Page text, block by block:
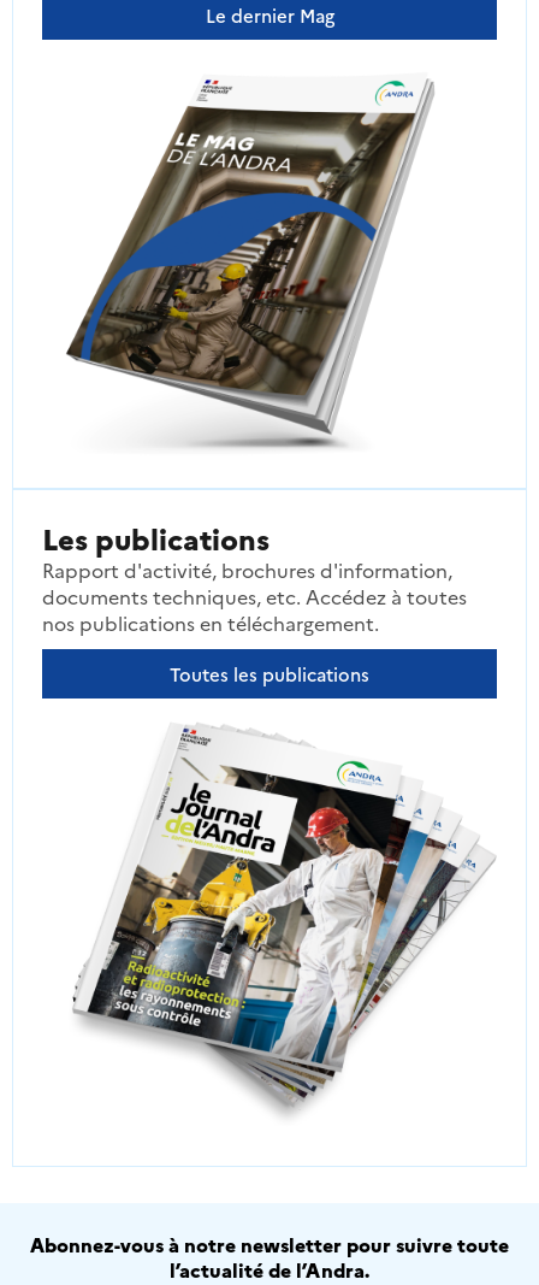
Le dernier Mag
Les publications
Rapport d'activité, brochures d'information,
documents techniques, etc. Accédez à toutes
nos publications en téléchargement.
Toutes les publications
Abonnez-vous à notre newsletter pour suivre toute
l’actualité de l’Andra.